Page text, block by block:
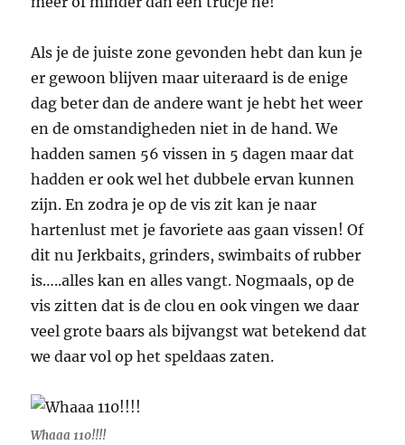
Als je de juiste zone gevonden hebt dan kun je
er gewoon blijven maar uiteraard is de enige
dag beter dan de andere want je hebt het weer
en de omstandigheden niet in de hand. We
hadden samen 56 vissen in 5 dagen maar dat
hadden er ook wel het dubbele ervan kunnen
zijn. En zodra je op de vis zit kan je naar
hartenlust met je favoriete aas gaan vissen! Of
dit nu Jerkbaits, grinders, swimbaits of rubber
is…..alles kan en alles vangt. Nogmaals, op de
vis zitten dat is de clou en ook vingen we daar
veel grote baars als bijvangst wat betekend dat
we daar vol op het speldaas zaten.
Whaaa 110!!!!